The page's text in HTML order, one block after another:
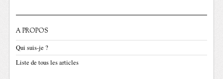
A PROPOS
Qui suis-je ?
Liste de tous les articles